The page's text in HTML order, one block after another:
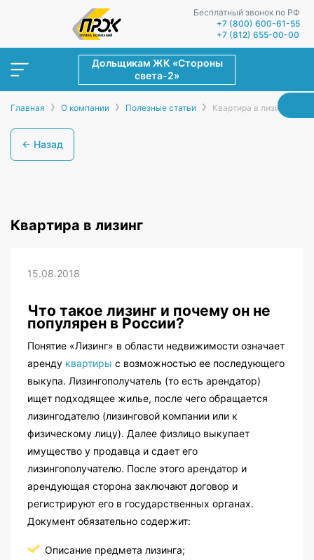
Бесплатный звонок по РФ
+7 (800) 600-61-55
+7 (812) 655-00-00
Дольщикам ЖК «Стороны
света-2»
Главная › О компании › Полезные статьи › Квартира в лизинг
← Назад
Квартира в лизинг
15.08.2018
Что такое лизинг и почему он не
популярен в России?
Понятие «Лизинг» в области недвижимости означает
аренду квартиры с возможностью ее последующего
выкупа. Лизингополучатель (то есть арендатор)
ищет подходящее жилье, после чего обращается
лизингодателю (лизинговой компании или к
физическому лицу). Далее физлицо выкупает
имущество у продавца и сдает его
лизингополучателю. После этого арендатор и
арендующая сторона заключают договор и
регистрируют его в государственных органах.
Документ обязательно содержит:
Описание предмета лизинга;